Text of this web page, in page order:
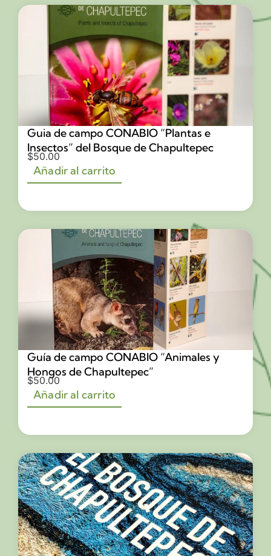
Guia de campo CONABIO “Plantas e
Insectos” del Bosque de Chapultepec
$50.00
Añadir al carrito
Guía de campo CONABIO “Animales y
Hongos de Chapultepec”
$50.00
Añadir al carrito